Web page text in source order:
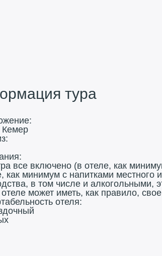
тура
Кемер
все включено (в отеле, как
как минимум с напитками местного
в том числе и алкогольными,
может иметь, как правило,
отеля: